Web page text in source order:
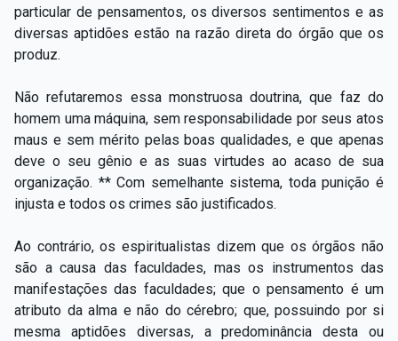
particular de pensamentos, os diversos sentimentos e as
diversas aptidões estão na razão direta do órgão que os
produz.
Não refutaremos essa monstruosa doutrina, que faz do
homem uma máquina, sem responsabilidade por seus atos
maus e sem mérito pelas boas qualidades, e que apenas
deve o seu gênio e as suas virtudes ao acaso de sua
organização. ** Com semelhante sistema, toda punição é
injusta e todos os crimes são justificados.
Ao contrário, os espiritualistas dizem que os órgãos não
são a causa das faculdades, mas os instrumentos das
manifestações das faculdades; que o pensamento é um
atributo da alma e não do cérebro; que, possuindo por si
mesma aptidões diversas, a predominância desta ou